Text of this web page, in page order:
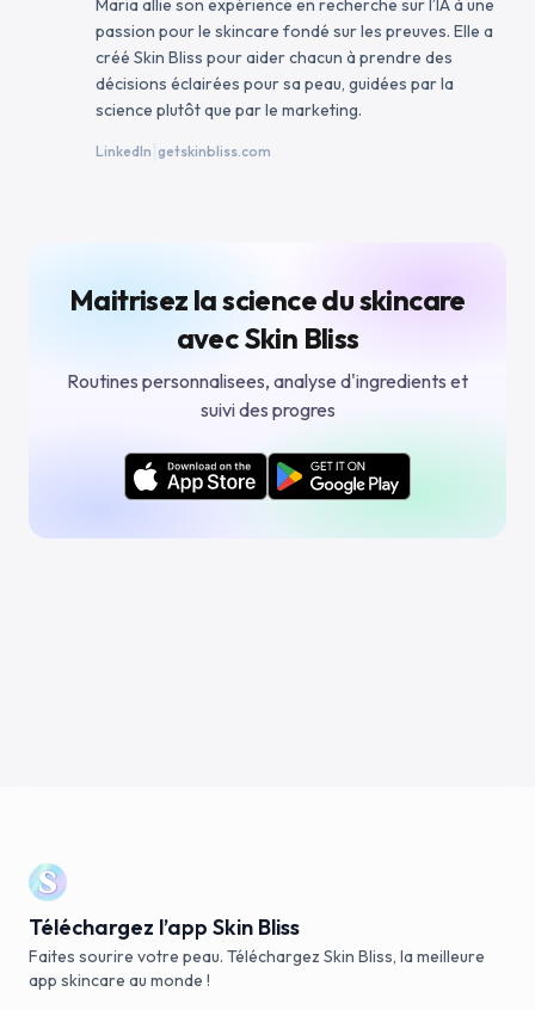
Maria allie son expérience en recherche sur l’IA à une
passion pour le skincare fondé sur les preuves. Elle a
créé Skin Bliss pour aider chacun à prendre des
décisions éclairées pour sa peau, guidées par la
science plutôt que par le marketing.
LinkedIn getskinbliss.com
Maitrisez la science du skincare
avec Skin Bliss
Routines personnalisees, analyse d'ingredients et
suivi des progres
Téléchargez l’app Skin Bliss
Faites sourire votre peau. Téléchargez Skin Bliss, la meilleure
app skincare au monde !